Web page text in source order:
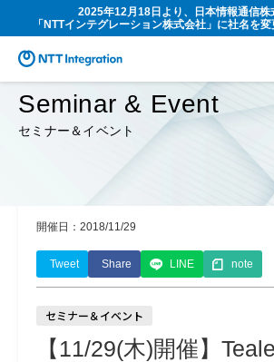
2025年12月18日より、日本情報通信株
「NTTインテグレーション株式会社」に社名を変
Seminar & Event
セミナー＆イベント
開催日：2018/11/29
Tweet Share LINE note
セミナー＆イベント
【11/29(木)開催】